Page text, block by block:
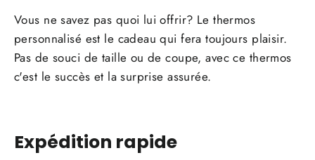
Vous ne savez pas quoi lui offrir? Le thermos
personnalisé est le cadeau qui fera toujours plaisir.
Pas de souci de taille ou de coupe, avec ce thermos
c'est le succès et la surprise assurée.
Expédition rapide